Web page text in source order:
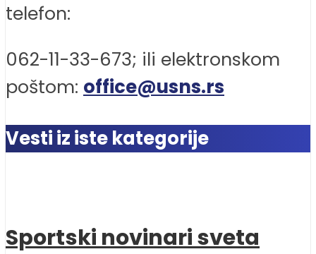
telefon:
062-11-33-673; ili elektronskom
poštom: office@usns.rs
Vesti iz iste kategorije
Sportski novinari sveta